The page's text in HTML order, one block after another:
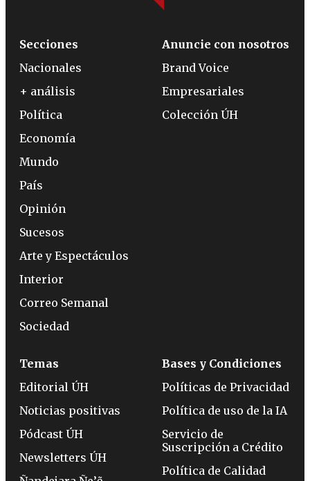
Secciones
Nacionales
+ análisis
Política
Economía
Mundo
País
Opinión
Sucesos
Arte y Espectáculos
Interior
Correo Semanal
Sociedad
Anuncie con nosotros
Brand Voice
Empresariales
Colección ÚH
Temas
Editorial ÚH
Noticias positivas
Pódcast ÚH
Newsletters ÚH
Bases y Condiciones
Políticas de Privacidad
Política de uso de la IA
Servicio de
Suscripción a Crédito
Política de Calidad